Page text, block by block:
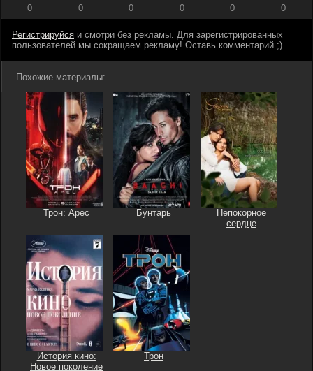
0 0 0 0 0 0
Регистрируйся и смотри без рекламы. Для зарегистрированных
пользователей мы сокращаем рекламу! Оставь комментарий ;)
Похожие материалы:
Трон: Арес Бунтарь
Непокорное
сердце
История кино:
Новое поколение
Трон